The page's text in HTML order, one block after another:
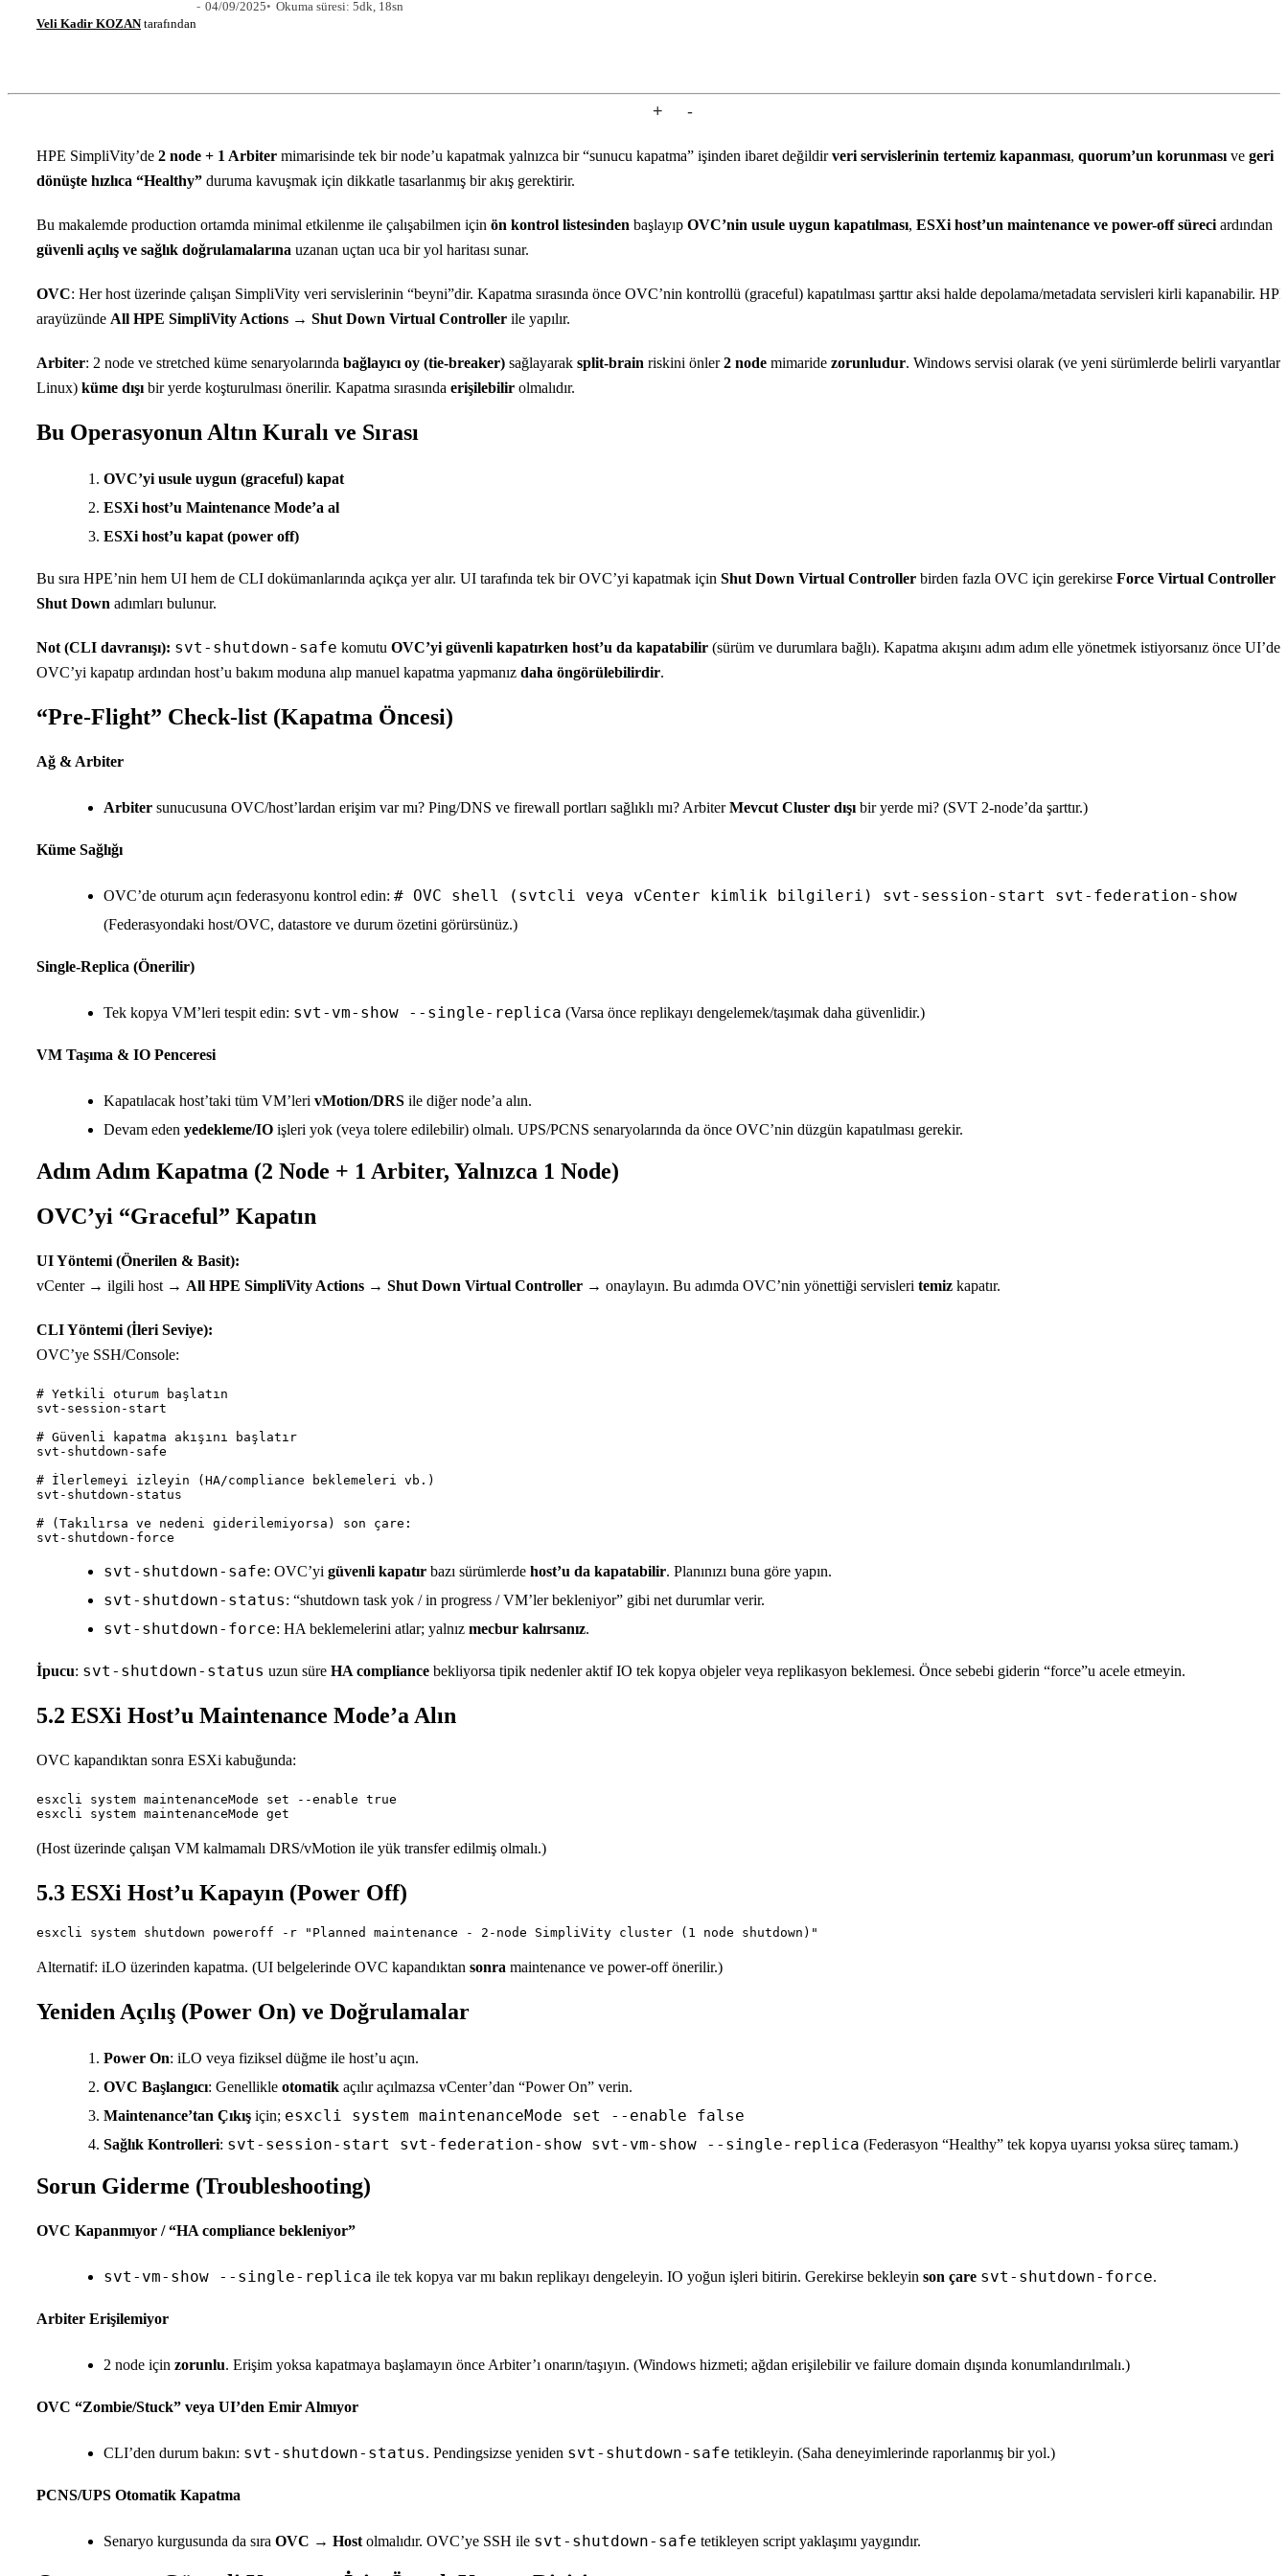
Veli Kadir KOZAN tarafından
04/09/2025 Okuma süresi: 5dk, 18sn
+ -
HPE SimpliVity’de 2 node + 1 Arbiter mimarisinde tek bir node’u kapatmak yalnızca bir “sunucu kapatma” işinden ibaret değildirveri servislerinin tertemiz kapanması, quorum’un korunması ve geri
dönüşte hızlıca “Healthy” duruma kavuşmak için dikkatle tasarlanmış bir akış gerektirir.
Bu makalemde production ortamda minimal etkilenme ile çalışabilmen için ön kontrol listesinden başlayıp OVC’nin usule uygun kapatılması, ESXi host’un maintenance ve power-off süreci ardından
güvenli açılış ve sağlık doğrulamalarına uzanan uçtan uca bir yol haritası sunar.
OVC: Her host üzerinde çalışan SimpliVity veri servislerinin “beyni”dir. Kapatma sırasında önce OVC’nin kontrollü (graceful) kapatılması şarttır aksi halde depolama/metadata servisleri kirli kapanabilir. HPE
arayüzünde All HPE SimpliVity Actions → Shut Down Virtual Controller ile yapılır.
Arbiter: 2 node ve stretched küme senaryolarında bağlayıcı oy (tie-breaker) sağlayarak split-brain riskini önler2 node mimaride zorunludur. Windows servisi olarak (ve yeni sürümlerde belirli
Linux) küme dışı bir yerde koşturulması önerilir. Kapatma sırasında erişilebilir olmalıdır.
Bu Operasyonun Altın Kuralı ve Sırası
OVC’yi usule uygun (graceful) kapat
ESXi host’u Maintenance Mode’a al
ESXi host’u kapat (power off)
Bu sıra HPE’nin hem UI hem de CLI dokümanlarında açıkça yer alır. UI tarafında tek bir OVC’yi kapatmak için Shut Down Virtual Controller birden fazla OVC için gerekirse Force Virtual Controller
Shut Down adımları bulunur.
Not (CLI davranışı): svt-shutdown-safe komutu OVC’yi güvenli kapatırken host’u da kapatabilir (sürüm ve durumlara bağlı). Kapatma akışını adım adım elle yönetmek istiyorsanız önce UI’den
OVC’yi kapatıp ardından host’u bakım moduna alıp manuel kapatma yapmanız daha öngörülebilirdir.
“Pre-Flight” Check-list (Kapatma Öncesi)
Ağ & Arbiter
Arbiter sunucusuna OVC/host’lardan erişim var mı? Ping/DNS ve firewall portları sağlıklı mı? ArbiterMevcut Cluster dışı bir yerde mi? (SVT 2-node’da şarttır.)
Küme Sağlığı
OVC’de oturum açın federasyonu kontrol edin: # OVC shell (svtcli veya vCenter kimlik bilgileri) svt-session-start svt-federation-show
(Federasyondaki host/OVC, datastore ve durum özetini görürsünüz.)
Single-Replica (Önerilir)
Tek kopya VM’leri tespit edin: svt-vm-show --single-replica (Varsa önce replikayı dengelemek/taşımak daha güvenlidir.)
VM Taşıma & IO Penceresi
Kapatılacak host’taki tüm VM’leri vMotion/DRS ile diğer node’a alın.
Devam eden yedekleme/IO işleri yok (veya tolere edilebilir) olmalı. UPS/PCNS senaryolarında da önce OVC’nin düzgün kapatılması gerekir.
Adım Adım Kapatma (2 Node + 1 Arbiter, Yalnızca 1 Node)
OVC’yi “Graceful” Kapatın
UI Yöntemi (Önerilen & Basit):
vCenter → ilgili host → All HPE SimpliVity Actions → Shut Down Virtual Controller → onaylayın. Bu adımda OVC’nin yönettiği servisleri temiz kapatır.
CLI Yöntemi (İleri Seviye):
OVC’ye SSH/Console:
# Yetkili oturum başlatın
svt-session-start
# Güvenli kapatma akışını başlatır
svt-shutdown-safe
# İlerlemeyi izleyin (HA/compliance beklemeleri vb.)
svt-shutdown-status
# (Takılırsa ve nedeni giderilemiyorsa) son çare:
svt-shutdown-safe: OVC’yi güvenli kapatır bazı sürümlerde host’u da kapatabilir. Planınızı buna göre yapın.
svt-shutdown-status: “shutdown task yok / in progress / VM’ler bekleniyor” gibi net durumlar verir.
svt-shutdown-force: HA beklemelerini atlar; yalnız mecbur kalırsanız.
İpucu: svt-shutdown-status uzun süre HA compliance bekliyorsa tipik nedenler aktif IO tek kopya objeler veya replikasyon beklemesi. Önce sebebi giderin “force”u acele etmeyin.
5.2 ESXi Host’u Maintenance Mode’a Alın
OVC kapandıktan sonra ESXi kabuğunda:
esxcli system maintenanceMode set --enable true
(Host üzerinde çalışan VM kalmamalı DRS/vMotion ile yük transfer edilmiş olmalı.)
5.3 ESXi Host’u Kapayın (Power Off)
Alternatif: iLO üzerinden kapatma. (UI belgelerinde OVC kapandıktan sonra maintenance ve power-off önerilir.)
Yeniden Açılış (Power On) ve Doğrulamalar
Power On: iLO veya fiziksel düğme ile host’u açın.
OVC Başlangıcı: Genellikle otomatik açılır açılmazsa vCenter’dan “Power On” verin.
Maintenance’tan Çıkış için; esxcli system maintenanceMode set --enable false
Sağlık Kontrolleri: svt-session-start svt-federation-show svt-vm-show --single-replica (Federasyon “Healthy” tek kopya uyarısı yoksa süreç tamam.)
Sorun Giderme (Troubleshooting)
OVC Kapanmıyor / “HA compliance bekleniyor”
svt-vm-show --single-replica ile tek kopya var mı bakın replikayı dengeleyin. IO yoğun işleri bitirin. Gerekirse bekleyin son çare svt-shutdown-force.
Arbiter Erişilemiyor
2 node için zorunlu. Erişim yoksa kapatmaya başlamayın önce Arbiter’ı onarın/taşıyın. (Windows hizmeti; ağdan erişilebilir ve failure domain dışında konumlandırılmalı.)
OVC “Zombie/Stuck” veya UI’den Emir Almıyor
CLI’den durum bakın: svt-shutdown-status. Pendingsizse yeniden svt-shutdown-safe tetikleyin. (Saha deneyimlerinde raporlanmış bir yol.)
PCNS/UPS Otomatik Kapatma
Senaryo kurgusunda da sıra OVC → Host olmalıdır. OVC’ye SSH ile svt-shutdown-safe tetikleyen script yaklaşımı yaygındır.